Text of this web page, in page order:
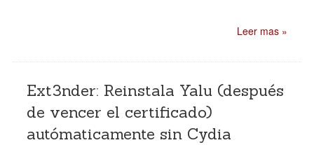
Leer mas »
Ext3nder: Reinstala Yalu (después
de vencer el certificado)
autómaticamente sin Cydia